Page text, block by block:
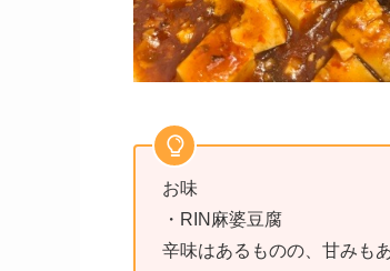
お味
・RIN麻婆豆腐
辛味はあるものの、甘みも